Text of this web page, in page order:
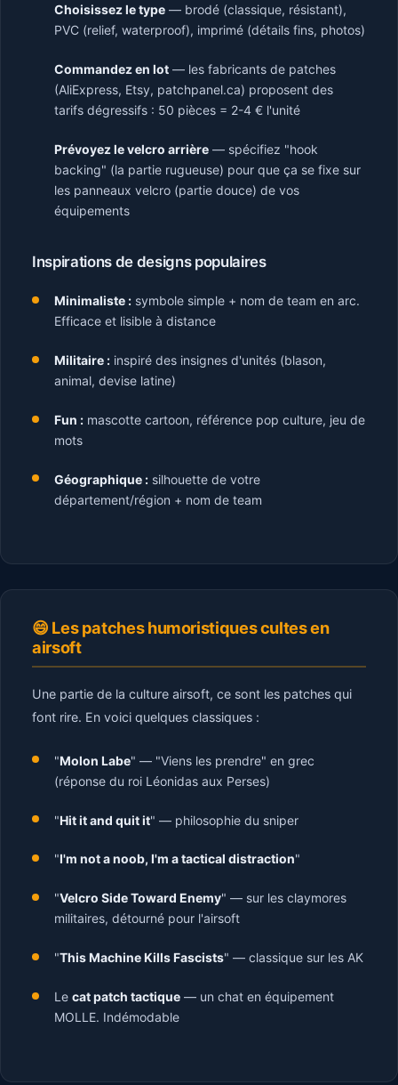
Choisissez le type — brodé (classique, résistant),
PVC (relief, waterproof), imprimé (détails fins, photos)
Commandez en lot — les fabricants de patches
(AliExpress, Etsy, patchpanel.ca) proposent des
tarifs dégressifs : 50 pièces = 2-4 € l'unité
Prévoyez le velcro arrière — spécifiez "hook
backing" (la partie rugueuse) pour que ça se fixe sur
les panneaux velcro (partie douce) de vos
équipements
Inspirations de designs populaires
Minimaliste : symbole simple + nom de team en arc.
Efficace et lisible à distance
Militaire : inspiré des insignes d'unités (blason,
animal, devise latine)
Fun : mascotte cartoon, référence pop culture, jeu de
mots
Géographique : silhouette de votre
département/région + nom de team
😄 Les patches humoristiques cultes en
airsoft
Une partie de la culture airsoft, ce sont les patches qui
font rire. En voici quelques classiques :
"Molon Labe" — "Viens les prendre" en grec
(réponse du roi Léonidas aux Perses)
"Hit it and quit it" — philosophie du sniper
"I'm not a noob, I'm a tactical distraction"
"Velcro Side Toward Enemy" — sur les claymores
militaires, détourné pour l'airsoft
"This Machine Kills Fascists" — classique sur les AK
Lecat patch tactique — un chat en équipement
MOLLE. Indémodable